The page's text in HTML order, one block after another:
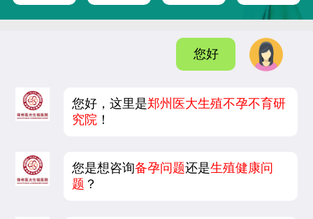
您好
您好，这里是郑州医大生殖不孕不育研
究院 ！
您是想咨询备孕问题还是生殖健康问
题 ？